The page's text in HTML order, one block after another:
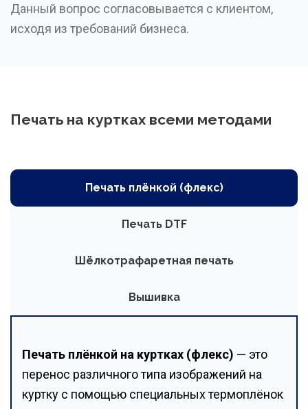
Данный вопрос согласовывается с клиентом,
исходя из требований бизнеса.
Печать на куртках всеми методами
Печать плёнкой (флекс)
Печать DTF
Шёлкотрафаретная печать
Вышивка
Печать плёнкой на куртках (флекс) — это
перенос различного типа изображений на
куртку с помощью специальных термоплёнок